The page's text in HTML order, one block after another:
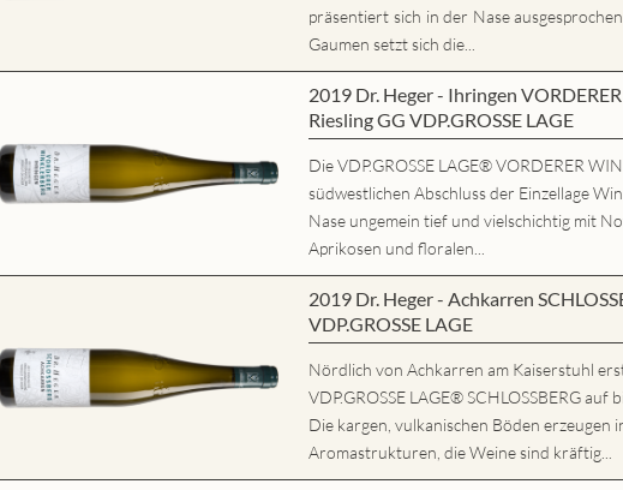
präsentiert sich in der Nase
Gaumen setzt sich die...
2019 Dr. Heger - Ihringen
Riesling GG VDP.GROSSE LAGE
Die VDP.GROSSE LAGE® VORDERER
südwestlichen Abschluss der Einzellage
Nase ungemein tief und vielschichtig mit
Aprikosen und floralen...
2019 Dr. Heger - Achkarren
VDP.GROSSE LAGE
Nördlich von Achkarren am Kaiserstuhl
VDP.GROSSE LAGE® SCHLOSSBERG auf
Die kargen, vulkanischen Böden erzeugen
Aromastrukturen, die Weine sind kräftig...